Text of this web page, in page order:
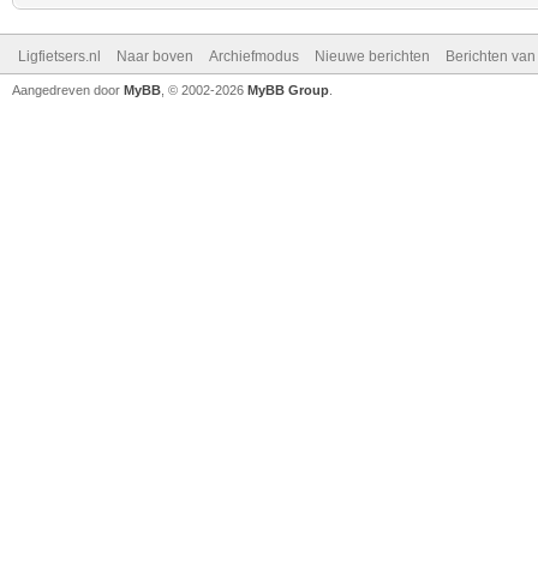
Ligfietsers.nl Naar boven Archiefmodus Nieuwe berichten Berichten
Aangedreven door MyBB , © 2002-2026 MyBB Group